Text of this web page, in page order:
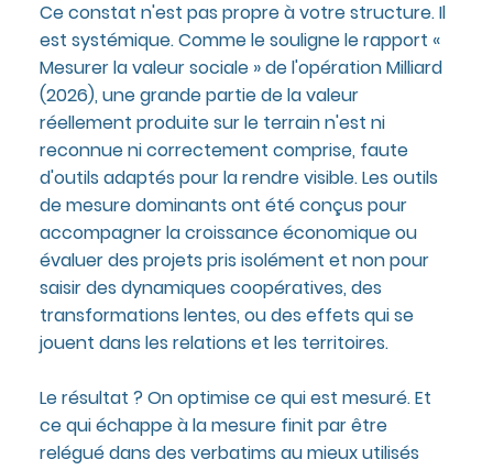
Ce constat n'est pas propre à votre structure. Il
est systémique. Comme le souligne le rapport «
Mesurer la valeur sociale » de l'opération Milliard
(2026), une grande partie de la valeur
réellement produite sur le terrain n'est ni
reconnue ni correctement comprise, faute
d'outils adaptés pour la rendre visible. Les outils
de mesure dominants ont été conçus pour
accompagner la croissance économique ou
évaluer des projets pris isolément et non pour
saisir des dynamiques coopératives, des
transformations lentes, ou des effets qui se
jouent dans les relations et les territoires.
Le résultat ? On optimise ce qui est mesuré. Et
ce qui échappe à la mesure finit par être
relégué dans des verbatims au mieux utilisés